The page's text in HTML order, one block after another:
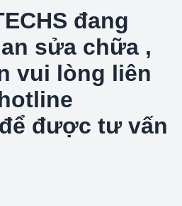
đang
sửa chữa ,
vui lòng liên
được tư vấn